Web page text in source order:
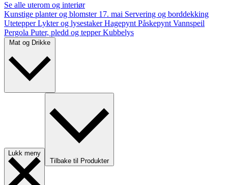
Se alle uterom og interiør
Kunstige planter og blomster 17. mai Servering og borddekking
UtetepperLykter og lysestakerHagepynt Påskepynt Vannspeil
Pergola Puter, pledd og tepperKubbelys
Lukk meny
Tilbake til Produkter